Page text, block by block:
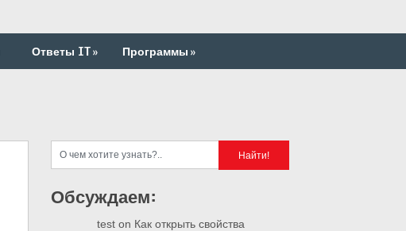
Ответы IT» Программы»
Обсуждаем:
test on Как открыть свойства